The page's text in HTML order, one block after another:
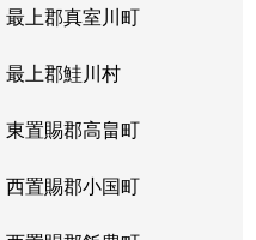
最上郡真室川町
最上郡鮭川村
東置賜郡高畠町
西置賜郡小国町